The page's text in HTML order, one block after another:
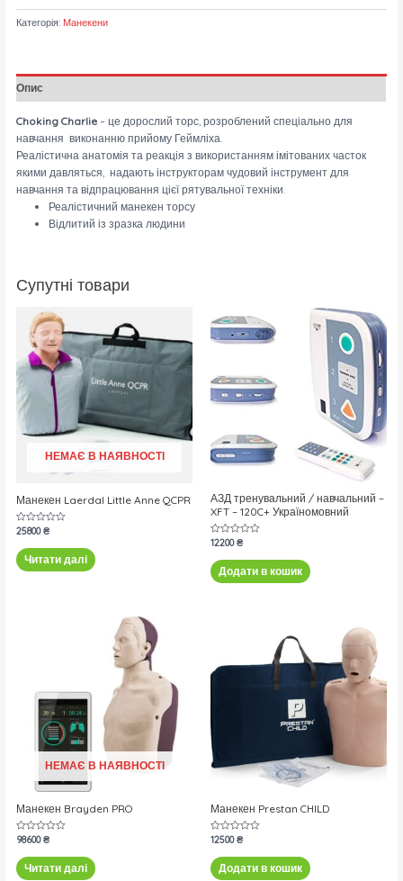
Категорія: Манекени
Опис
Choking Charlie – це дорослий торс, розроблений спеціально для
навчання виконанню прийому Геймліха.
Реалістична анатомія та реакція з використанням імітованих часток
якими давляться, надають інструкторам чудовий інструмент для
навчання та відпрацювання цієї рятувальної техніки.
Реалістичний манекен торсу
Відлитий із зразка людини
Супутні товари
НЕМАЄ В НАЯВНОСТІ
Манекен Laerdal Little Anne QCPR
Оцінено
0
з
5
25800₴
Читати далі
АЗД тренувальний / навчальний –
XFT – 120C+ Україномовний
Оцінено
з
5
12200₴
Додати в кошик
НЕМАЄ В НАЯВНОСТІ
Манекен Brayden PRO
Оцінено
0
з
5
98600₴
Читати далі
Манекен Prestan CHILD
Оцінено
з
5
12500₴
Додати в кошик